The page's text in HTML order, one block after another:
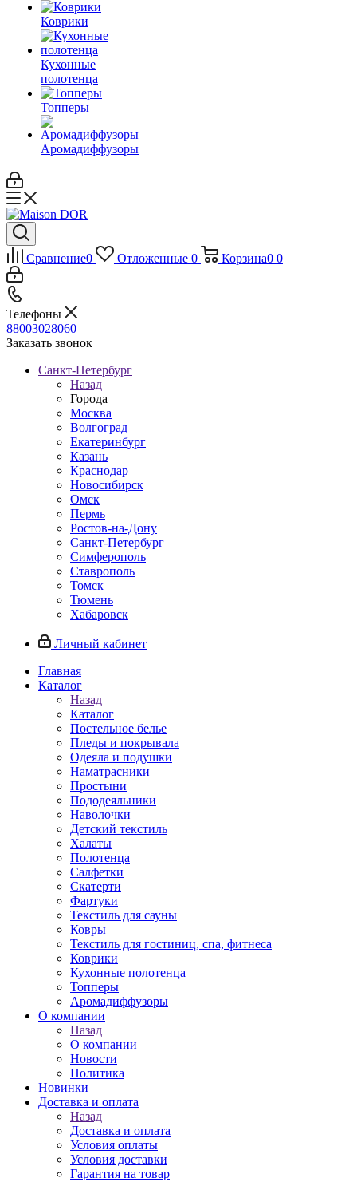
Коврики
Кухонные
полотенца
Топперы
Аромадиффузоры
Сравнение0 Отложенные 0 Корзина0 0
Телефоны
88003028060
Заказать звонок
Санкт-Петербург
Назад
Города
Москва
Волгоград
Екатеринбург
Казань
Краснодар
Новосибирск
Омск
Пермь
Ростов-на-Дону
Санкт-Петербург
Симферополь
Ставрополь
Томск
Тюмень
Хабаровск
Личный кабинет
Главная
Каталог
Назад
Каталог
Постельное белье
Пледы и покрывала
Одеяла и подушки
Наматрасники
Простыни
Пододеяльники
Наволочки
Детский текстиль
Халаты
Полотенца
Салфетки
Скатерти
Фартуки
Текстиль для сауны
Ковры
Текстиль для гостиниц, спа, фитнеса
Коврики
Кухонные полотенца
Топперы
Аромадиффузоры
О компании
Назад
О компании
Новости
Политика
Новинки
Доставка и оплата
Назад
Доставка и оплата
Условия оплаты
Условия доставки
Гарантия на товар